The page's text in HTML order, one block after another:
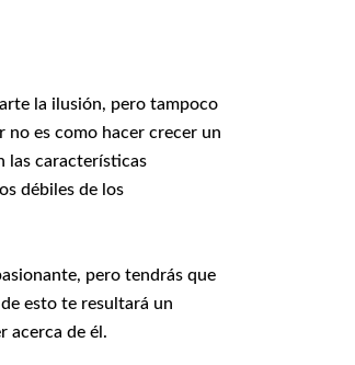
la ilusión, pero tampoco
no es como hacer crecer un
las características
débiles de los
pero tendrás que
esto te resultará un
acerca de él.